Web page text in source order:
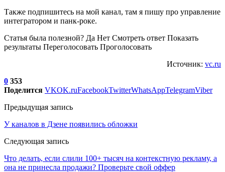
Также подпишитесь на мой канал, там я пишу про управление
интегратором и панк-роке.
Статья была полезной? Да Нет Смотреть ответ Показать
результаты Переголосовать Проголосовать
Источник: vc.ru
0 353
Поделится VKOK.ruFacebookTwitterWhatsAppTelegramViber
Предыдущая запись
У каналов в Дзене появились обложки
Следующая запись
Что делать, если слили 100+ тысяч на контекстную рекламу, а
она не принесла продажи? Проверьте свой оффер